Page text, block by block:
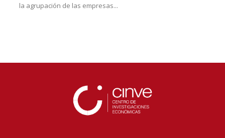
la agrupación de las empresas...